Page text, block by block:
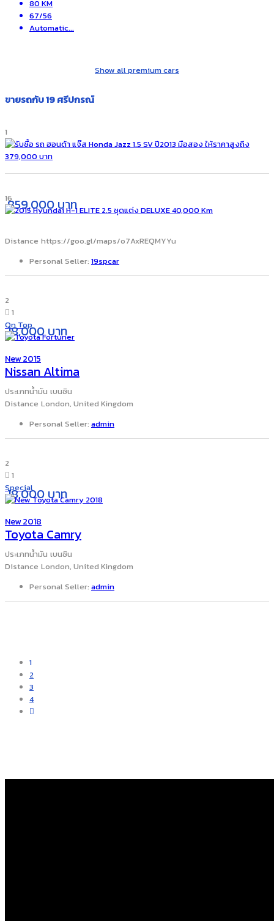
80 KM
67/56
Automatic...
Show all premium cars
ขายรถกับ 19 ศรีปกรณ์
1
16859,000 บาท
Distance https://goo.gl/maps/o7AxREQMYYu
Personal Seller: 19spcar
2
1
On Top
18,000 บาท
New 2015
Nissan Altima
ประเภทน้ำมัน เบนซิน
Distance London, United Kingdom
Personal Seller: admin
2
1
Special
18,000 บาท
New 2018
Toyota Camry
ประเภทน้ำมัน เบนซิน
Distance London, United Kingdom
Personal Seller: admin
1
2
3
4